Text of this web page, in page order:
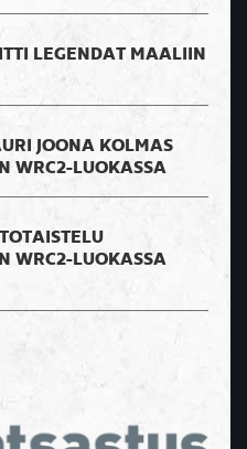
LEGENDAT MAALIIN
JOONA KOLMAS
WRC2-LUOKASSA
WRC2-LUOKASSA